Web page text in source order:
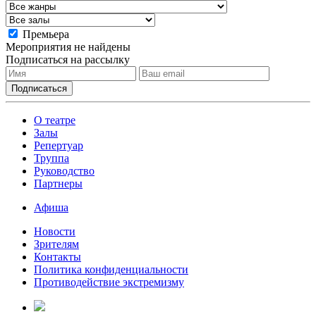
Премьера
Мероприятия не найдены
Подписаться на рассылку
О театре
Залы
Репертуар
Труппа
Руководство
Партнеры
Афиша
Новости
Зрителям
Контакты
Политика конфиденциальности
Противодействие экстремизму